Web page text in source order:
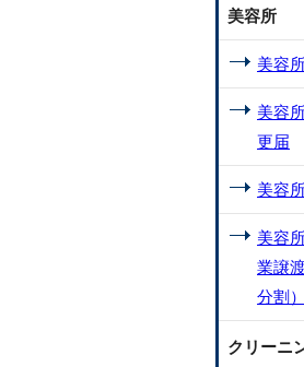
美容所
美容
美容
更届
美容
美容
業譲
分割）
クリーニ